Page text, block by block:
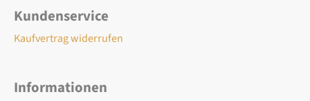
Kundenservice
Kaufvertrag widerrufen
Informationen